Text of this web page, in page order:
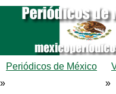
Periódicos de México
»
»